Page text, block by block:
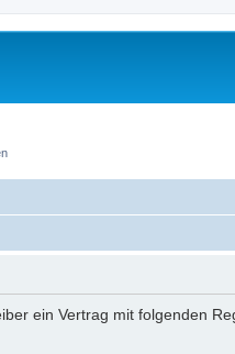
ein Vertrag mit folgenden